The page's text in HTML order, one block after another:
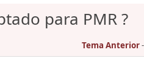
para PMR ?
Tema Anterior-